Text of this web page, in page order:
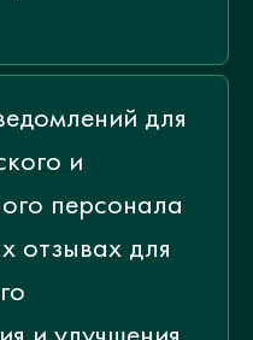
для
и
персонала
отзывах для